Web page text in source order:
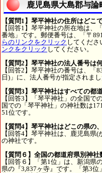
鹿児島県大島郡与
【質問1】琴平神社の住所はどこ
【回答1】琴平神社の所在地は、
番地」です。郵便番号は、「〒
らのリンクをクリック してくださ
ンクをクリック してください。
【質問2】琴平神社の法人番号は
【回答2】琴平神社の番号は、「
日)」に、法人番号が指定されまし
【質問3】琴平神社はすべての都
【回答3】「琴平神社」の全国
国での「琴平神社」の神社数は
51位です。
【質問4】琴平神社はどこの県の
【回答4】琴平神社は、鹿児島県
の神社です。
【質問６】全国の都道府県別神
【回答６】「第1位」は、新潟県
県の『3,837ヶ寺』です。「第3